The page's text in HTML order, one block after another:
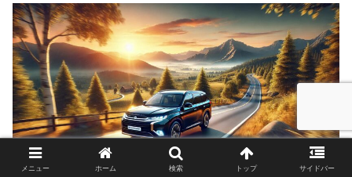
メニュー ホーム 検索 トップ サイドバー